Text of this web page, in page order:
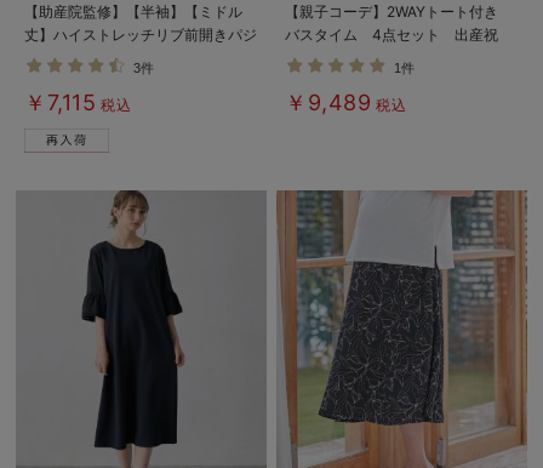
【助産院監修】【半袖】【ミドル
丈】ハイストレッチリブ前開きパジ
ャマ マタニティ・授乳パジャマ
【出産後も長く使える】
3件
￥7,115 税込
【親子コーデ】2WAYトート付き
バスタイム 4点セット 出産祝
い マタニティ・産後
1件
￥9,489 税込